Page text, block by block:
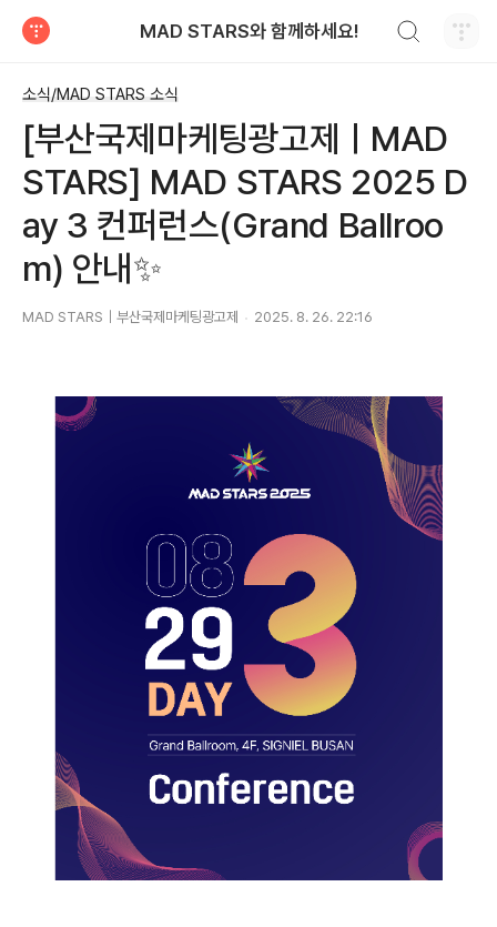
MAD STARS와 함께하세요!
소식/MAD STARS 소식
[부산국제마케팅광고제ㅣMAD
STARS] MAD STARS 2025 D
ay 3 컨퍼런스(Grand Ballroo
m) 안내✨
MAD STARS｜부산국제마케팅광고제 2025. 8. 26. 22:16